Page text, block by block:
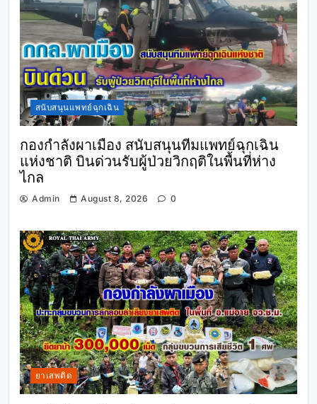
สนับสนุนแพทย์ฉุกเฉิน
กองกำลังผาเมือง สนับสนุนทีมแพทย์ฉุกเฉิน
แห่งชาติ บินด่วนรับผู้ป่วยวิกฤติในพื้นที่ห่าง
ไกล
Admin August 8, 2026 0
ยาเสพติด